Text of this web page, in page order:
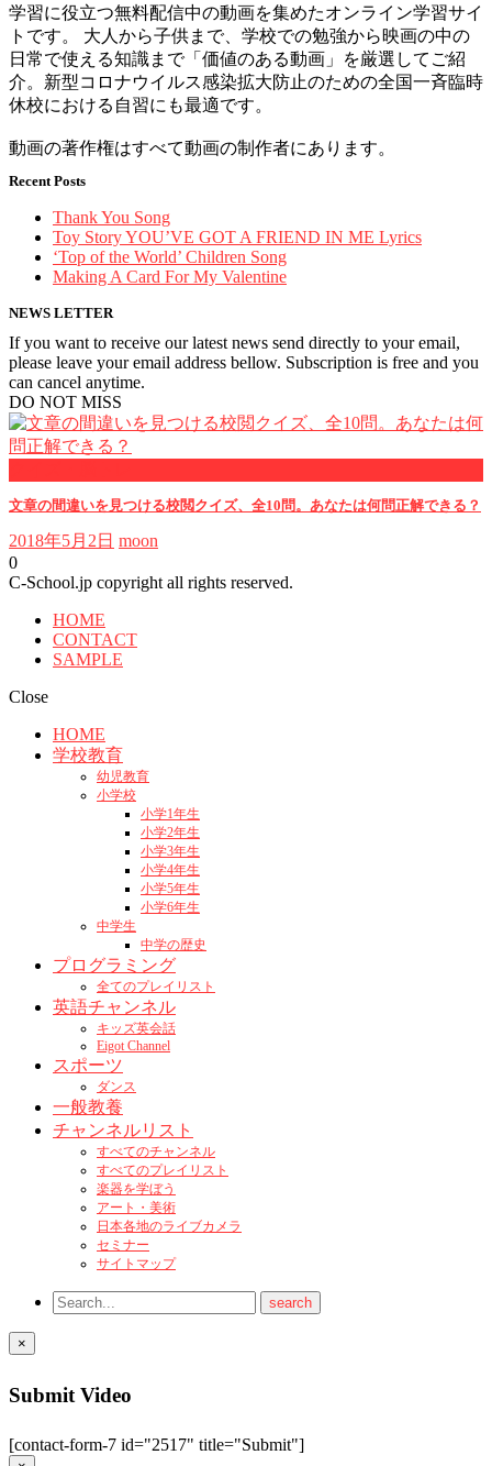
学習に役立つ無料配信中の動画を集めたオンライン学習サイ
トです。 大人から子供まで、学校での勉強から映画の中の
日常で使える知識まで「価値のある動画」を厳選してご紹
介。新型コロナウイルス感染拡大防止のための全国一斉臨時
休校における自習にも最適です。
動画の著作権はすべて動画の制作者にあります。
Recent Posts
Thank You Song
Toy Story YOU’VE GOT A FRIEND IN ME Lyrics
‘Top of the World’ Children Song
Making A Card For My Valentine
NEWS LETTER
If you want to receive our latest news send directly to your email,
please leave your email address bellow. Subscription is free and you
can cancel anytime.
DO NOT MISS
文章の間違いを見つける校閲クイズ、全10問。あなたは何問正解できる？
2018年5月2日 moon
0
C-School.jp copyright all rights reserved.
HOME
CONTACT
SAMPLE
Close
HOME
学校教育
幼児教育
小学校
小学1年生
小学2年生
小学3年生
小学4年生
小学5年生
小学6年生
中学生
中学の歴史
プログラミング
全てのプレイリスト
英語チャンネル
キッズ英会話
Eigot Channel
スポーツ
ダンス
一般教養
チャンネルリスト
すべてのチャンネル
すべてのプレイリスト
楽器を学ぼう
アート・美術
日本各地のライブカメラ
セミナー
サイトマップ
×
Submit Video
[contact-form-7 id="2517" title="Submit"]